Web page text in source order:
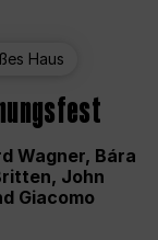
Haus
Wagner, Bára
John
Giacomo